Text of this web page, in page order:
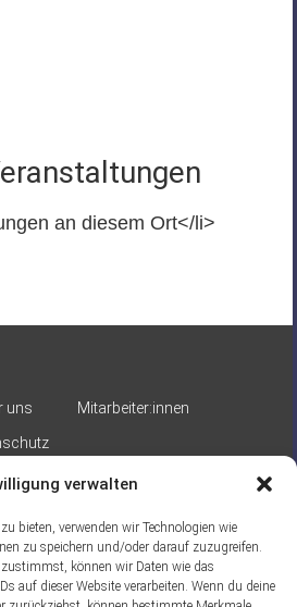
verwalten
bieten, verwenden wir Technologien wie
zu speichern und/oder darauf zuzugreifen.
können wir Daten wie das
auf dieser Website verarbeiten. Wenn du deine
an diesem Ort</li>
uns
Mitarbeiter:innen